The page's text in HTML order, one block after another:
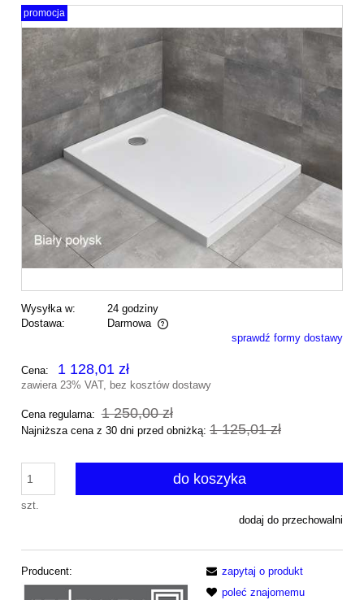
promocja
Wysyłka w:
24 godziny
Dostawa:
Darmowa
Cena nie zawiera ewentualnych kosztów płatnościsprawdź formy dostawy
Cena: 1 128,01 zł
zawiera 23% VAT, bez kosztów dostawy
Cena regularna: 1 250,00 zł
Najniższa cena z 30 dni przed obniżką: 1 125,01 zł
szt.
do koszyka
dodaj do przechowalni
Producent:
zapytaj o produkt
poleć znajomemu